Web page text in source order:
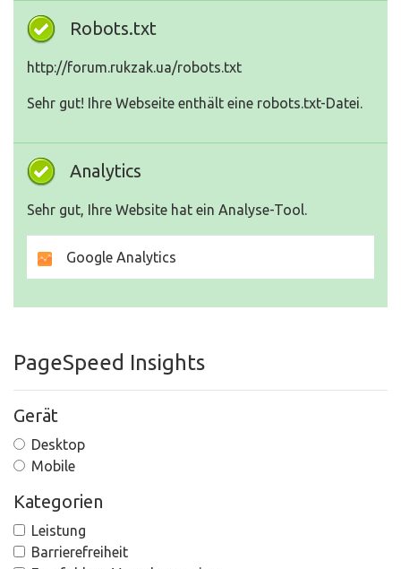
Robots.txt
http://forum.rukzak.ua/robots.txt
Sehr gut! Ihre Webseite enthält eine robots.txt-Datei.
Analytics
Sehr gut, Ihre Website hat ein Analyse-Tool.
Google Analytics
PageSpeed Insights
Gerät
Desktop
Mobile
Kategorien
Leistung
Barrierefreiheit